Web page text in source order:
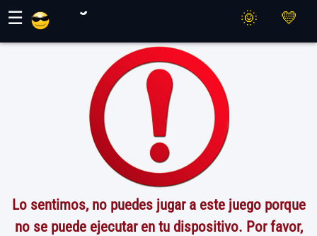
☰
Lo sentimos, no puedes jugar a este juego porque
no se puede ejecutar en tu dispositivo. Por favor,